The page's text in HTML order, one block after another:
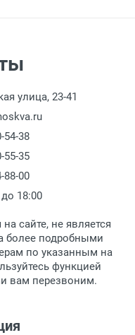
улица, 23-41
54-38
55-35
88-00
18:00
сайте, не является
более подробными
по указанным на
функцией
вам перезвоним.